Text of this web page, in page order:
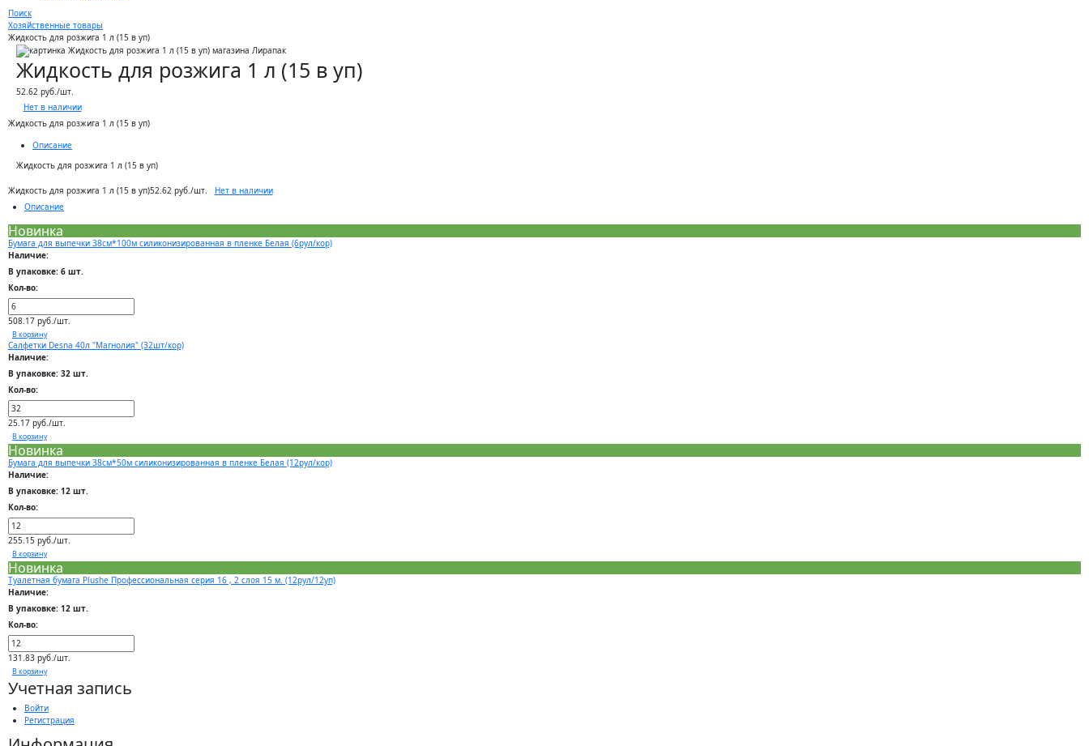
Поиск
Хозяйственные товары
Жидкость для розжига 1 л (15 в уп)
Жидкость для розжига 1 л (15 в уп)
52.62 руб./шт.
Нет в наличии
Жидкость для розжига 1 л (15 в уп)
Описание
Жидкость для розжига 1 л (15 в уп)
Жидкость для розжига 1 л (15 в уп)52.62 руб./шт.
Нет в наличии
Описание
Новинка
Бумага для выпечки 38см*100м силиконизированная в пленке Белая (6рул/кор)
Наличие:
В упаковке: 6 шт.
Кол-во:
508.17 руб./шт.
В корзину
Салфетки Desna 40л "Магнолия" (32шт/кор)
Наличие:
В упаковке: 32 шт.
Кол-во:
25.17 руб./шт.
В корзину
Новинка
Бумага для выпечки 38см*50м силиконизированная в пленке Белая (12рул/кор)
Наличие:
В упаковке: 12 шт.
Кол-во:
255.15 руб./шт.
В корзину
Новинка
Туалетная бумага Plushe Профессиональная серия 16 , 2 слоя 15 м. (12рул/12уп)
Наличие:
В упаковке: 12 шт.
Кол-во:
131.83 руб./шт.
В корзину
Учетная запись
Войти
Регистрация